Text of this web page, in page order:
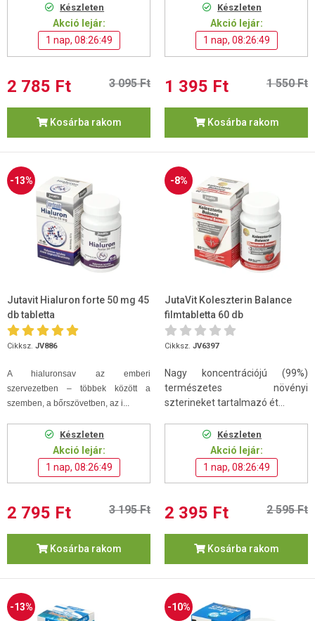
Készleten
Akció lejár:
1 nap, 08:26:48
2 785 Ft 3 095 Ft
Kosárba rakom
Készleten
Akció lejár:
1 nap, 08:26:48
1 395 Ft 1 550 Ft
Kosárba rakom
-13%
Jutavit Hialuron forte 50 mg 45
db tabletta
Cikksz. JV886
A hialuronsav az emberi
szervezetben – többek között a
szemben, a bőrszövetben, az i...
Készleten
Akció lejár:
1 nap, 08:26:48
2 795 Ft 3 195 Ft
Kosárba rakom
-8%
JutaVit Koleszterin Balance
filmtabletta 60 db
Cikksz. JV6397
Nagy koncentrációjú (99%)
természetes növényi
szterineket tartalmazó ét...
Készleten
Akció lejár:
1 nap, 08:26:48
2 395 Ft 2 595 Ft
Kosárba rakom
-13% -10%